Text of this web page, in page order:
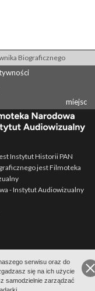
serwisu oraz do
się na ich użycie
samodzielnie zarządzać
Biograficznego
miejsc
Instytut Historii PAN
jest Filmoteka
- Instytut Audiowizualny
Wersja: 1.2.0